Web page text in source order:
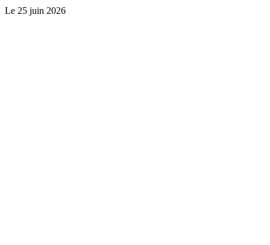
Le 25 juin 2026